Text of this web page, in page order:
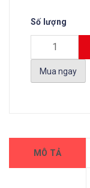
Số lượng
Mua ngay
MÔ TẢ